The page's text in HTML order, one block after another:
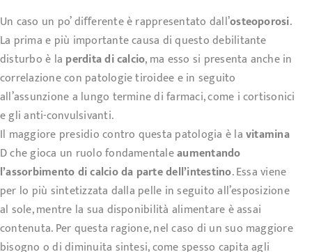
Un caso un po’ diﬀerente è rappresentato dall’osteoporosi.
La prima e più importante causa di questo debilitante
disturbo è la perdita di calcio, ma esso si presenta anche in
correlazione con patologie tiroidee e in seguito
all’assunzione a lungo termine di farmaci, come i cortisonici
e gli anti-convulsivanti.
Il maggiore presidio contro questa patologia è lavitamina
D che gioca un ruolo fondamentaleaumentando
l’assorbimento di calcio da parte dell’intestino. Essa viene
per lo più sintetizzata dalla pelle in seguito all’esposizione
al sole, mentre la sua disponibilità alimentare è assai
contenuta. Per questa ragione, nel caso di un suo maggiore
bisogno o di diminuita sintesi, come spesso capita agli